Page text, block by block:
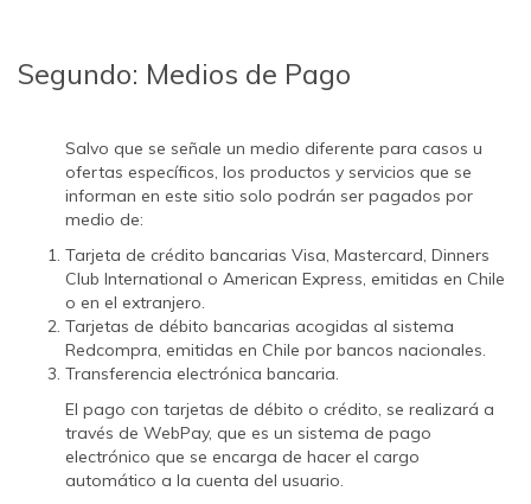
Segundo: Medios de Pago
Salvo que se señale un medio diferente para casos u
ofertas específicos, los productos y servicios que se
informan en este sitio solo podrán ser pagados por
medio de:
Tarjeta de crédito bancarias Visa, Mastercard, Dinners
Club International o American Express, emitidas en Chile
o en el extranjero.
Tarjetas de débito bancarias acogidas al sistema
Redcompra, emitidas en Chile por bancos nacionales.
Transferencia electrónica bancaria.
El pago con tarjetas de débito o crédito, se realizará a
través de WebPay, que es un sistema de pago
electrónico que se encarga de hacer el cargo
automático a la cuenta del usuario.